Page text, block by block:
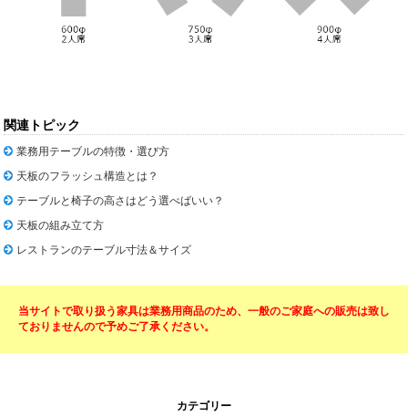
関連トピック
業務用テーブルの特徴・選び方
天板のフラッシュ構造とは？
テーブルと椅子の高さはどう選べばいい？
天板の組み立て方
レストランのテーブル寸法＆サイズ
当サイトで取り扱う家具は業務用商品のため、一般のご家庭への販売は致し
ておりませんので予めご了承ください。
カテゴリー